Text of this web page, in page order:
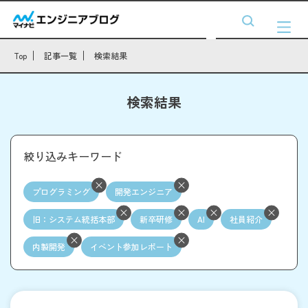
Top 記事一覧 検索結果
検索結果
絞り込みキーワード
プログラミング 開発エンジニア
旧：システム統括本部 新卒研修 AI 社員紹介
内製開発 イベント参加レポート